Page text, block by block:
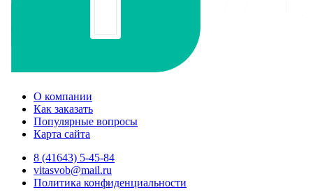
О компании
Как заказать
Популярные вопросы
Карта сайта
8 (41643) 5-45-84
vitasvob@mail.ru
Политика конфиденциальности